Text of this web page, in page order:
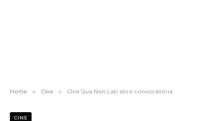
Home » Cine » Cine Qua Non Lab abre convocatoria
CINE